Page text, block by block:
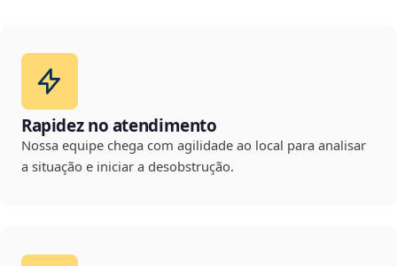
Rapidez no atendimento
Nossa equipe chega com agilidade ao local para analisar
a situação e iniciar a desobstrução.